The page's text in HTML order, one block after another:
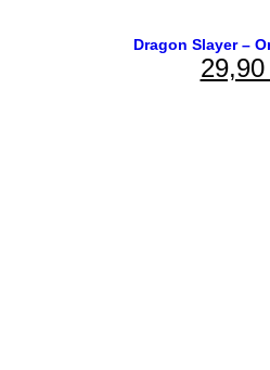
Dragon Slayer –
29,90